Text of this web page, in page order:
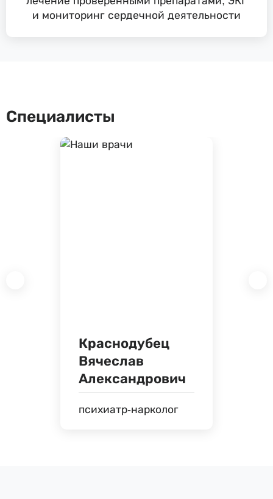
и мониторинг сердечной деятельности
Специалисты
Краснодубец
Вячеслав
Александрович
психиатр-нарколог